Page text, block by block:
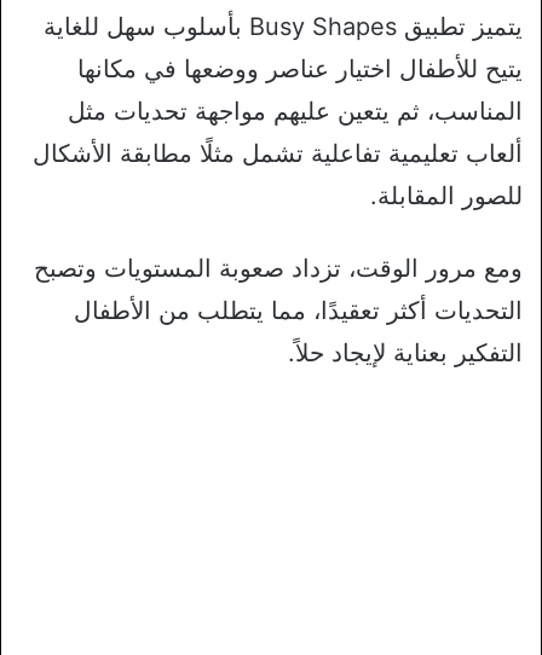
يتميز تطبيق Busy Shapes بأسلوب سهل للغاية
يتيح للأطفال اختيار عناصر ووضعها في مكانها
المناسب، ثم يتعين عليهم مواجهة تحديات مثل
ألعاب تعليمية تفاعلية تشمل مثلًا مطابقة الأشكال
للصور المقابلة.
ومع مرور الوقت، تزداد صعوبة المستويات وتصبح
التحديات أكثر تعقيدًا، مما يتطلب من الأطفال
التفكير بعناية لإيجاد حلاً.